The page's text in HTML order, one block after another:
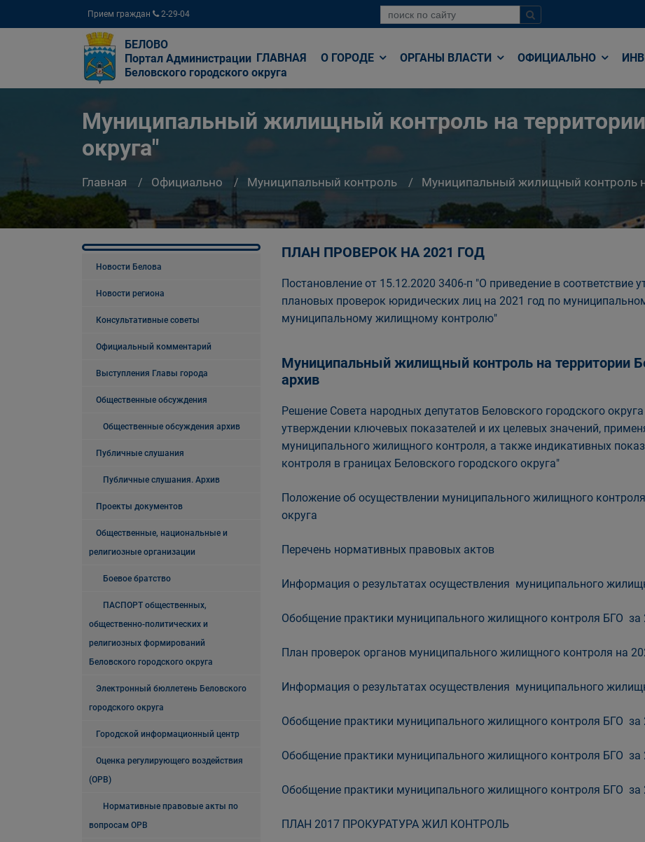
Прием граждан 2-29-04
БЕЛОВО
Портал Администрации
Беловского городского округа
ГЛАВНАЯ О ГОРОДЕ ОРГАНЫ ВЛАСТИ ОФИЦИАЛЬНО
Муниципальный жилищный контроль на территории
округа"
Главная Официально Муниципальный контроль Муниципальный жилищный контроль
Новости Белова
Новости региона
Консультативные советы
Официальный комментарий
Выступления Главы города
Общественные обсуждения
Общественные обсуждения архив
Публичные слушания
Публичные слушания. Архив
Проекты документов
Общественные, национальные и
религиозные организации
Боевое братство
ПАСПОРТ общественных,
общественно-политических и
религиозных формирований
Беловского городского округа
Электронный бюллетень Беловского
городского округа
Городской информационный центр
Оценка регулирующего воздействия
(ОРВ)
Нормативные правовые акты по
вопросам ОРВ
ПЛАН ПРОВЕРОК НА 2021 ГОД
Постановление от 15.12.2020 3406-п "О приведение в соответствие
плановых проверок юридических лиц на 2021 год по
муниципальному жилищному контролю"
Муниципальный жилищный контроль на территории
архив
Решение Совета народных депутатов Беловского городского
утверждении ключевых показателей и их целевых значений,
муниципального жилищного контроля, а также индикативных
контроля в границах Беловского городского округа"
Положение об осуществлении муниципального жилищного
округа
Перечень нормативных правовых актов
Информация о результатах осуществления муниципального
Обобщение практики муниципального жилищного контроля БГО за
План проверок органов муниципального жилищного контроля на
Информация о результатах осуществления муниципального
Обобщение практики муниципального жилищного контроля БГО за
Обобщение практики муниципального жилищного контроля БГО за
Обобщение практики муниципального жилищного контроля БГО за
ПЛАН 2017 ПРОКУРАТУРА ЖИЛ КОНТРОЛЬ